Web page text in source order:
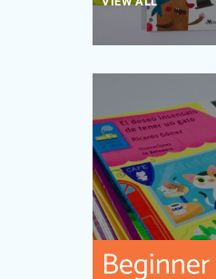
Beginner